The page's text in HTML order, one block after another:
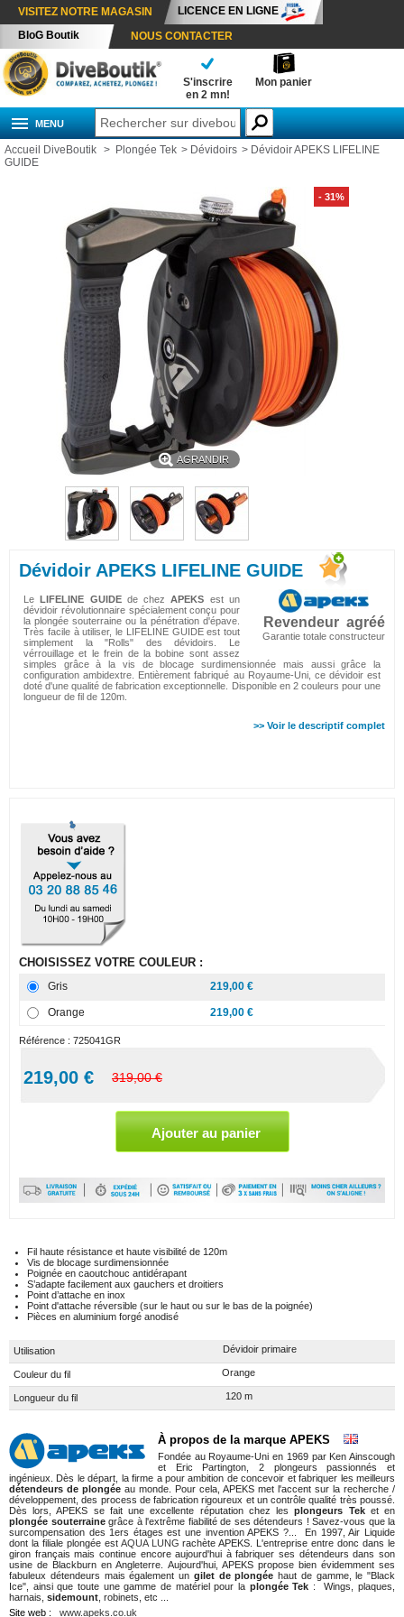
VISITEZ NOTRE MAGASIN
LICENCE EN LIGNE
BloG Boutik
NOUS CONTACTER
S'inscrire
en 2 mn!
Mon panier
MENU
Accueil DiveBoutik > Plongée Tek > Dévidoirs > Dévidoir APEKS LIFELINE
GUIDE
AGRANDIR
- 31%
Dévidoir APEKS LIFELINE GUIDE
Revendeur agréé
Garantie totale constructeur
LeLIFELINE GUIDEde chezAPEKS est un
dévidoir révolutionnaire spécialement conçu pour
la plongée souterraine ou la pénétration d'épave.
Très facile à utiliser, le LIFELINE GUIDE est tout
simplement la "Rolls" des dévidoirs. Le
vérrouillage et le frein de la bobine sont assez
simples grâce à la vis de blocage surdimensionnée mais aussi grâce la
configuration ambidextre. Entièrement fabriqué au Royaume-Uni, ce dévidoir est
doté d'une qualité de fabrication exceptionnelle. Disponible en 2 couleurs pour une
longueur de fil de 120m.
>> Voir le descriptif complet
CHOISISSEZ VOTRE COULEUR :
Gris 219,00 €
Orange 219,00 €
Référence : 725041GR
219,00 € 319,00 €
Fil haute résistance et haute visibilité de 120m
Vis de blocage surdimensionnée
Poignée en caoutchouc antidérapant
S’adapte facilement aux gauchers et droitiers
Point d’attache en inox
Point d'attache réversible (sur le haut ou sur le bas de la poignée)
Pièces en aluminium forgé anodisé
Utilisation Dévidoir primaire
Couleur du fil Orange
Longueur du fil 120 m
À propos de la marque APEKS
Fondée au Royaume-Uni en 1969 par Ken Ainscough
et Eric Partington, 2 plongeurs passionnés et
ingénieux. Dès le départ, la firme a pour ambition de concevoir et fabriquer les meilleurs
détendeurs de plongée au monde. Pour cela, APEKS met l'accent sur la recherche /
développement, des process de fabrication rigoureux et un contrôle qualité très poussé.
Dès lors, APEKS se fait une excellente réputation chez lesplongeurs Teket en
plongée souterrainegrâce à l'extrême fiabilité de ses détendeurs ! Savez-vous que la
surcompensation des 1ers étages est une invention APEKS ?... En 1997, Air Liquide
dont la filiale plongée est AQUA LUNG rachète APEKS. L'entreprise entre donc dans le
giron français mais continue encore aujourd'hui à fabriquer ses détendeurs dans son
usine de Blackburn en Angleterre. Aujourd'hui, APEKS propose bien évidemment ses
fabuleux détendeurs mais également un gilet de plongée haut de gamme, le "Black
Ice", ainsi que toute une gamme de matériel pour la plongée Tek : Wings, plaques,
harnais, sidemount , robinets, etc ...
Site web : www.apeks.co.uk